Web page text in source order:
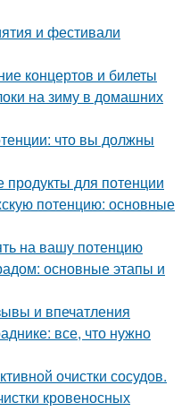
и фестивали
концертов и билеты
на зиму в домашних
что вы должны
для потенции
потенцию: основные
на вашу потенцию
основные этапы и
и впечатления
все, что нужно
очистки сосудов.
кровеносных